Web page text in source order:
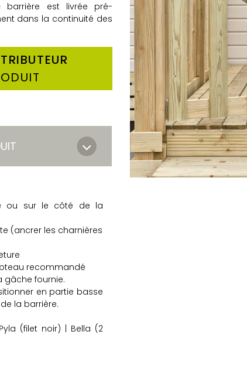
barrière est livrée pré-
dans la continuité des
ou sur le côté de la
(ancrer les charnières
recommandé
gâche fournie.
en partie basse
la barrière.
(filet noir) | Bella (2